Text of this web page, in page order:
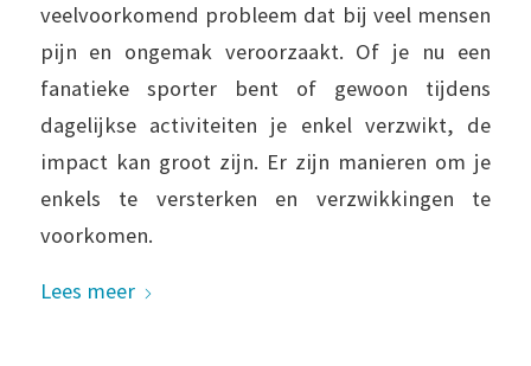
veelvoorkomend probleem dat bij veel mensen
pijn en ongemak veroorzaakt. Of je nu een
fanatieke sporter bent of gewoon tijdens
dagelijkse activiteiten je enkel verzwikt, de
impact kan groot zijn. Er zijn manieren om je
enkels te versterken en verzwikkingen te
voorkomen.
Lees meer